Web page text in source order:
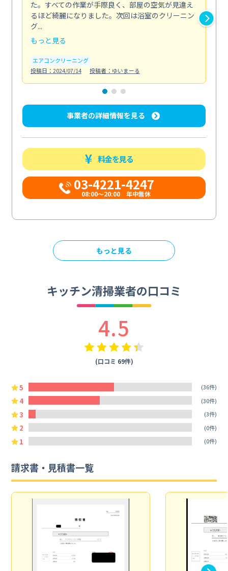
た。すべての作業が手際良く、部屋の空気が見違え
るほど綺麗になりました。次回は浴室のクリーニン
グ...
もっと見る
エアコンクリーニング
投稿日：2024/07/14
投稿者：ゆいまーる
事業者の詳細情報を見る
料金を見る
03-4221-4247
08:00～20:00 年中無休
もっと見る
キッチン清掃業者の口コミ
4.5
(口コミ 69件)
5 (36件)
4 (30件)
3 (3件)
2 (0件)
1 (0件)
請求書・見積書一覧